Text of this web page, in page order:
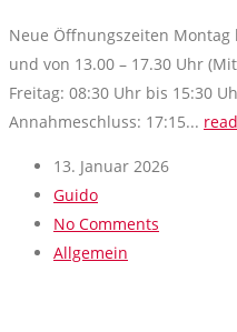
Neue Öffnungszeiten
und von 13.00 – 17.30 Uhr
Freitag: 08:30 Uhr bis 15:30
Annahmeschluss: 17:15...
13. Januar 2026
Guido
No Comments
Allgemein